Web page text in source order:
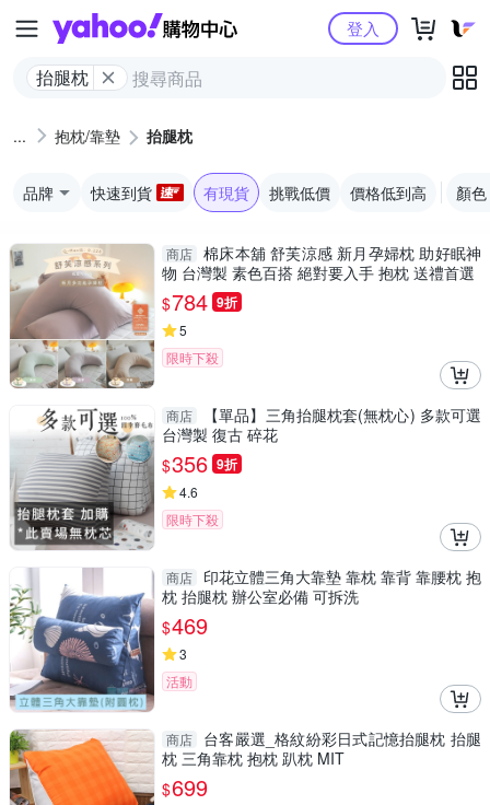
Yahoo購物中心
抬腿枕
登入
抱枕/靠墊 抬腿枕
品牌 快速到貨 有現貨 挑戰低價 價格低到高 顏色
商店 棉床本舖 舒芙涼感 新月孕婦枕 助好眠神
物 台灣製 素色百搭 絕對要入手 抱枕 送禮首選
$784 9折
5
限時下殺
商店
【單品】三角抬腿枕套(無枕心) 多款可選
台灣製 復古 碎花
$356 9折
4.6
限時下殺
商店
印花立體三角大靠墊 靠枕 靠背 靠腰枕 抱
枕 抬腿枕 辦公室必備 可拆洗
$469
3
活動
商店
台客嚴選_格紋紛彩日式記憶抬腿枕 抬腿
枕 三角靠枕 抱枕 趴枕 MIT
$699